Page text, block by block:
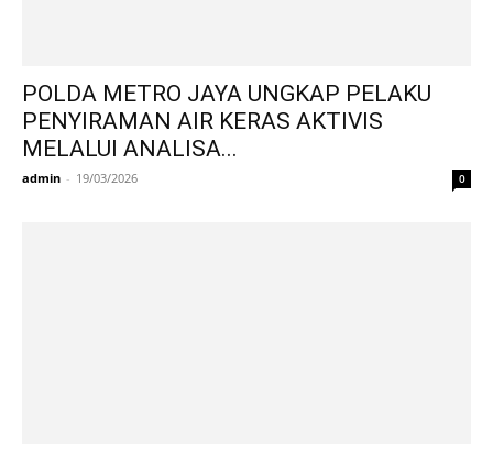
POLDA METRO JAYA UNGKAP PELAKU
PENYIRAMAN AIR KERAS AKTIVIS
MELALUI ANALISA...
admin - 19/03/2026 0